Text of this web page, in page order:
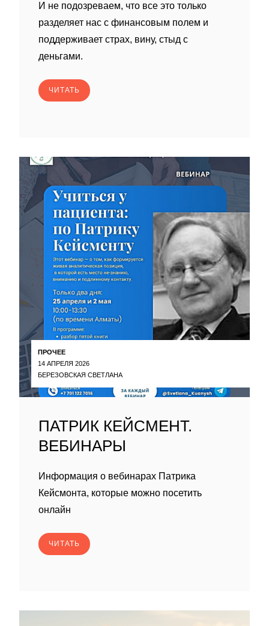
И не подозреваем, что все это только
разделяет нас с финансовым полем и
поддерживает страх, вину, стыд с
деньгами.
ЧИТАТЬ
ПРОЧЕЕ
14 АПРЕЛЯ 2026
БЕРЕЗОВСКАЯ СВЕТЛАНА
ПАТРИК КЕЙСМЕНТ.
ВЕБИНАРЫ
Информация о вебинарах Патрика
Кейсмонта, которые можно посетить
онлайн
ЧИТАТЬ